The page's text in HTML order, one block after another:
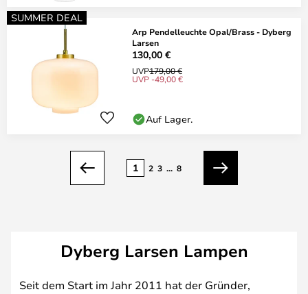
SUMMER DEAL
Arp Pendelleuchte Opal/Brass - Dyberg
Larsen
130,00 €
UVP179,00 €
UVP -49,00 €
Auf Lager.
Zurück
1 2 3 ... 8
Weiter
Dyberg Larsen Lampen
Seit dem Start im Jahr 2011 hat der Gründer,